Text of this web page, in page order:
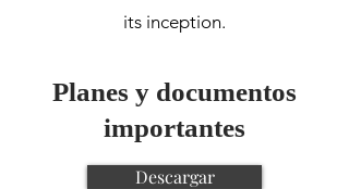
its inception.
Planes y documentos
importantes
Descargar